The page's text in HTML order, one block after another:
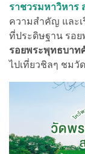
ราชวรมหาวิหาร
ความสำคัญ และเ
ที่ประดิษฐาน รอ
รอยพระพุทธบา
ไปเที่ยวชิลๆ ชมวั